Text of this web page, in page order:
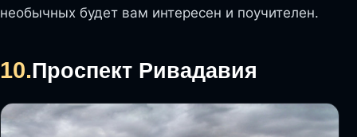
необычных будет вам интересен и поучителен.
10.Проспект Ривадавия